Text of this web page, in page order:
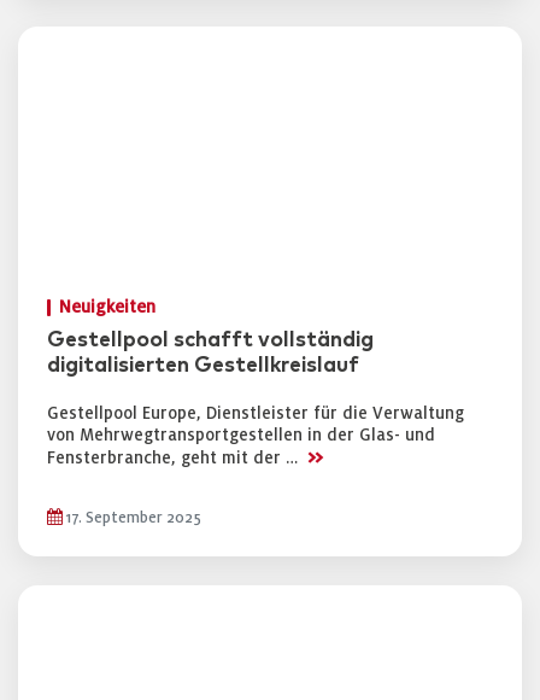
Neuigkeiten
Gestellpool schafft vollständig
digitalisierten Gestellkreislauf
Gestellpool Europe, Dienstleister für die Verwaltung
von Mehrwegtransportgestellen in der Glas- und
Fensterbranche, geht mit der … >>
17. September 2025